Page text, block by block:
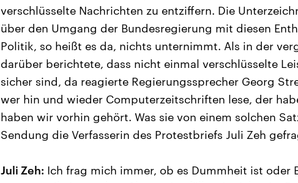
verschlüsselte Nachrichten zu entziffern. Die
über den Umgang der Bundesregierung mit diesen
Politik, so heißt es da, nichts unternimmt. Als in der
darüber berichtete, dass nicht einmal verschlüsselte
sicher sind, da reagierte Regierungssprecher Georg
wer hin und wieder Computerzeitschriften lese, der
haben wir vorhin gehört. Was sie von einem solchen
Sendung die Verfasserin des Protestbriefs Juli Zeh
Juli Zeh: Ich frag mich immer, ob es Dummheit ist oder